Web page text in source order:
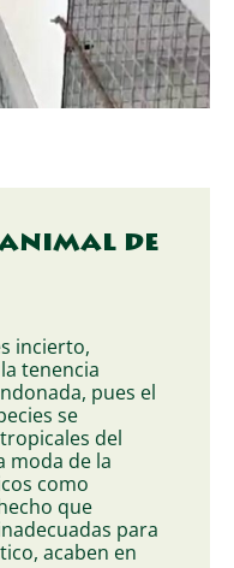
de
incierto,
tenencia
pues el
se
del
moda de la
como
que
para
acaben en